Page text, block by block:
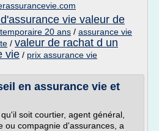
vie valeur de
20 ans / assurance vie
/ valeur de rachat d un
vie / prix assurance vie
en assurance vie et
soit courtier, agent général,
ou compagnie d'assurances, a